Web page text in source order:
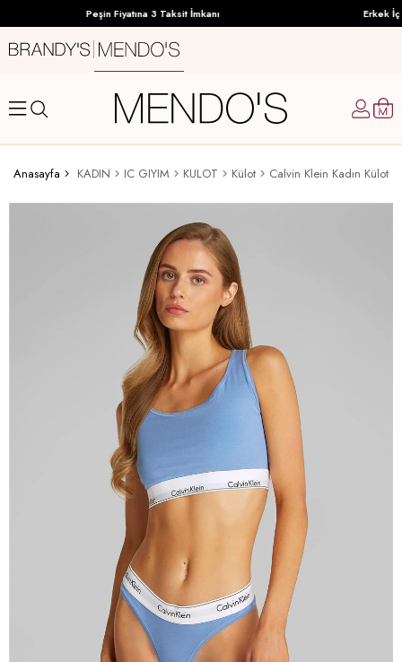
Peşin Fiyatına 3 Taksit İmkanı Erkek İç
Anasayfa KADIN IC GIYIM KULOT Külot Calvin Klein Kadın Külot